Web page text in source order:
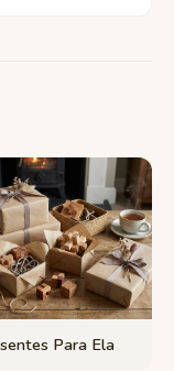
Para Ela